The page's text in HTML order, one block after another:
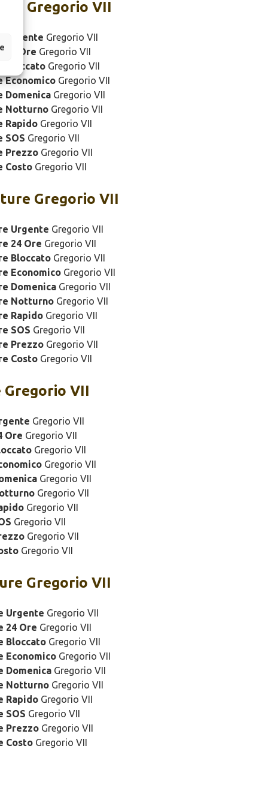
Gregorio VII
Urgente Gregorio VII
24 Ore Gregorio VII
BloccatoGregorio VII
EconomicoGregorio VII
DomenicaGregorio VII
NotturnoGregorio VII
RapidoGregorio VII
SOS Gregorio VII
PrezzoGregorio VII
CostoGregorio VII
Gregorio VII
Urgente Gregorio VII
24 Ore Gregorio VII
BloccatoGregorio VII
EconomicoGregorio VII
DomenicaGregorio VII
NotturnoGregorio VII
RapidoGregorio VII
SOS Gregorio VII
PrezzoGregorio VII
CostoGregorio VII
VII
Gregorio VII
Ore Gregorio VII
Gregorio VII
Gregorio VII
Gregorio VII
Gregorio VII
Gregorio VII
Gregorio VII
Gregorio VII
Gregorio VII
Gregorio VII
Urgente Gregorio VII
24 Ore Gregorio VII
BloccatoGregorio VII
EconomicoGregorio VII
DomenicaGregorio VII
NotturnoGregorio VII
RapidoGregorio VII
SOS Gregorio VII
PrezzoGregorio VII
CostoGregorio VII